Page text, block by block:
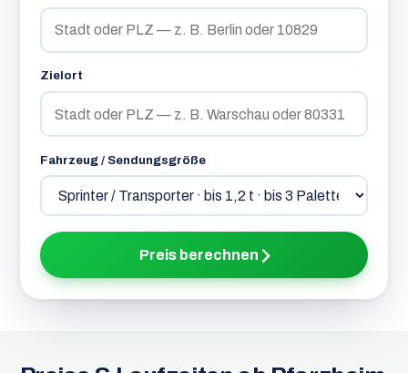
Zielort
Fahrzeug / Sendungsgröße
Preis berechnen